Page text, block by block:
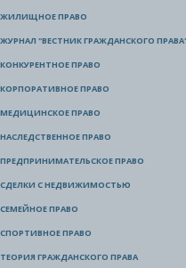
ЖИЛИЩНОЕ ПРАВО
ЖУРНАЛ "ВЕСТНИК ГРАЖДАНСКОГО
КОНКУРЕНТНОЕ ПРАВО
КОРПОРАТИВНОЕ ПРАВО
МЕДИЦИНСКОЕ ПРАВО
НАСЛЕДСТВЕННОЕ ПРАВО
ПРЕДПРИНИМАТЕЛЬСКОЕ ПРАВО
СДЕЛКИ С НЕДВИЖИМОСТЬЮ
СЕМЕЙНОЕ ПРАВО
СПОРТИВНОЕ ПРАВО
ТЕОРИЯ ГРАЖДАНСКОГО ПРАВА